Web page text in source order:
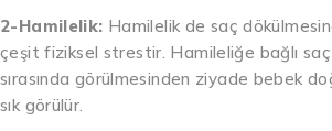
2-Hamilelik: Hamilelik de saç
çeşit fiziksel strestir. Hamileliğe bağlı
sırasında görülmesinden ziyade bebek
sık görülür.